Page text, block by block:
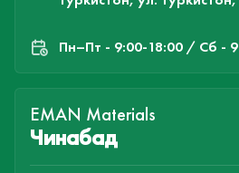
Пн–Пт - 9:00-18:00 / Сб -
EMAN Materials
Чинабад